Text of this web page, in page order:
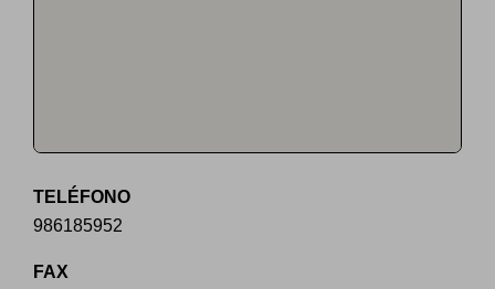
TELÉFONO
986185952
FAX